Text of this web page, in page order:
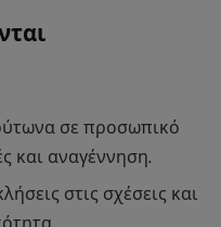
σε προσωπικό
και αναγέννηση.
στις σχέσεις και